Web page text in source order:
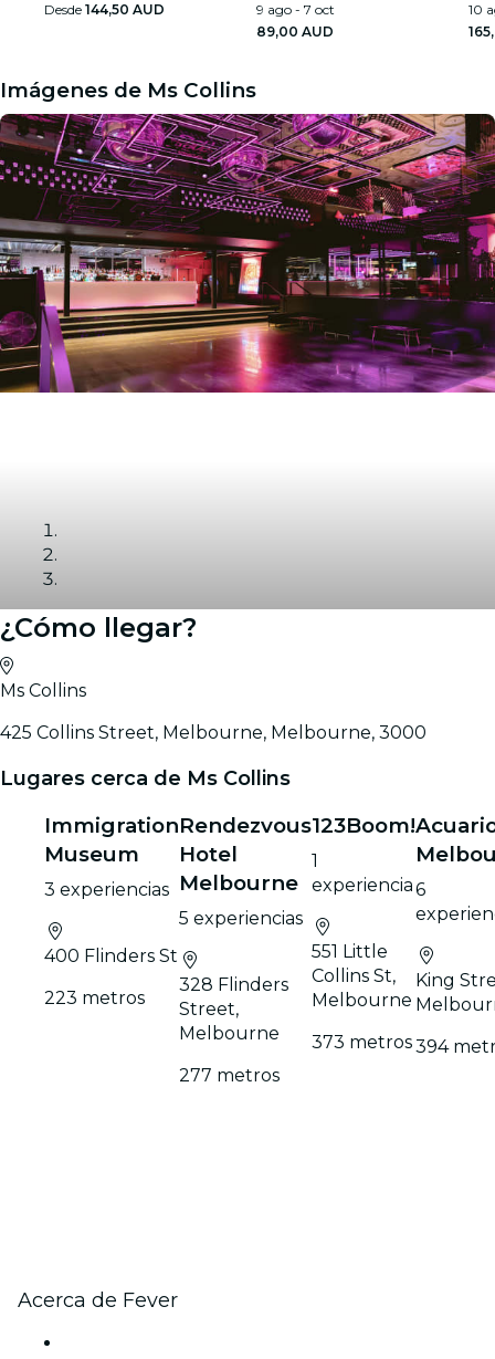
senderismo
Desde 144,50 AUD
9 ago - 7 oct
89,00 AUD
10
Imágenes de Ms Collins
Galería
¿Cómo llegar?
Ms Collins
425 Collins Street, Melbourne, Melbourne, 3000
Lugares cerca de Ms Collins
Immigration
Museum
3 experiencias
400 Flinders St
223 metros
Rendezvous
Hotel
Melbourne
5 experiencias
328 Flinders
Street,
Melbourne
277 metros
123Boom!
1
experiencia
551 Little
Collins St,
Melbourne
373 metros
6
King
394
Acerca de Fever